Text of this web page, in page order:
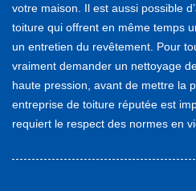
votre maison. Il est aussi possible
toiture qui offrent en même temps
un entretien du revêtement. Pour
vraiment demander un nettoyage
haute pression, avant de mettre la
entreprise de toiture réputée est
requiert le respect des normes en